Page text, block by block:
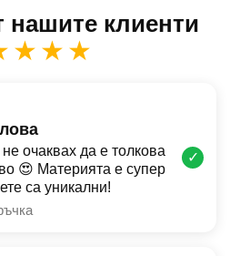
нашите клиенти
очаквах да е толкова
😍 Материята е супер
са уникални!
✓